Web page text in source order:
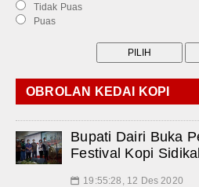
Tidak Puas
Puas
OBROLAN KEDAI KOPI
Bupati Dairi Buka
Festival Kopi
📅 19:55:28, 12 Des 2020